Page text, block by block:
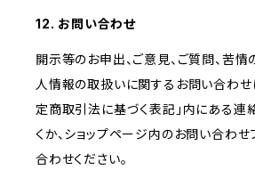
12. お問い合わせ
開示等のお申出、ご意見、ご質問、苦
人情報の取扱いに関するお問い合わせ
定商取引法に基づく表記」内にある連
くか、ショップページ内のお問い合わせ
合わせください。